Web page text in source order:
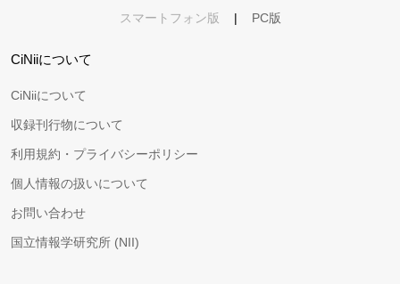
スマートフォン版 | PC版
CiNiiについて
CiNiiについて
収録刊行物について
利用規約・プライバシーポリシー
個人情報の扱いについて
お問い合わせ
国立情報学研究所 (NII)